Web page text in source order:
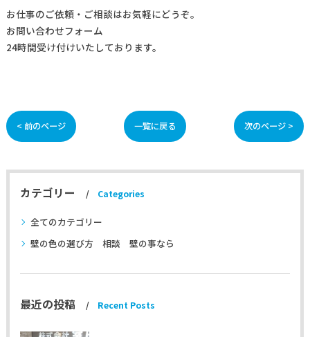
お仕事のご依頼・ご相談はお気軽にどうぞ。
お問い合わせフォーム
24時間受け付けいたしております。
< 前のページ 一覧に戻る 次のページ >
カテゴリー Categories
全てのカテゴリー
壁の色の選び方 相談 壁の事なら
最近の投稿 Recent Posts